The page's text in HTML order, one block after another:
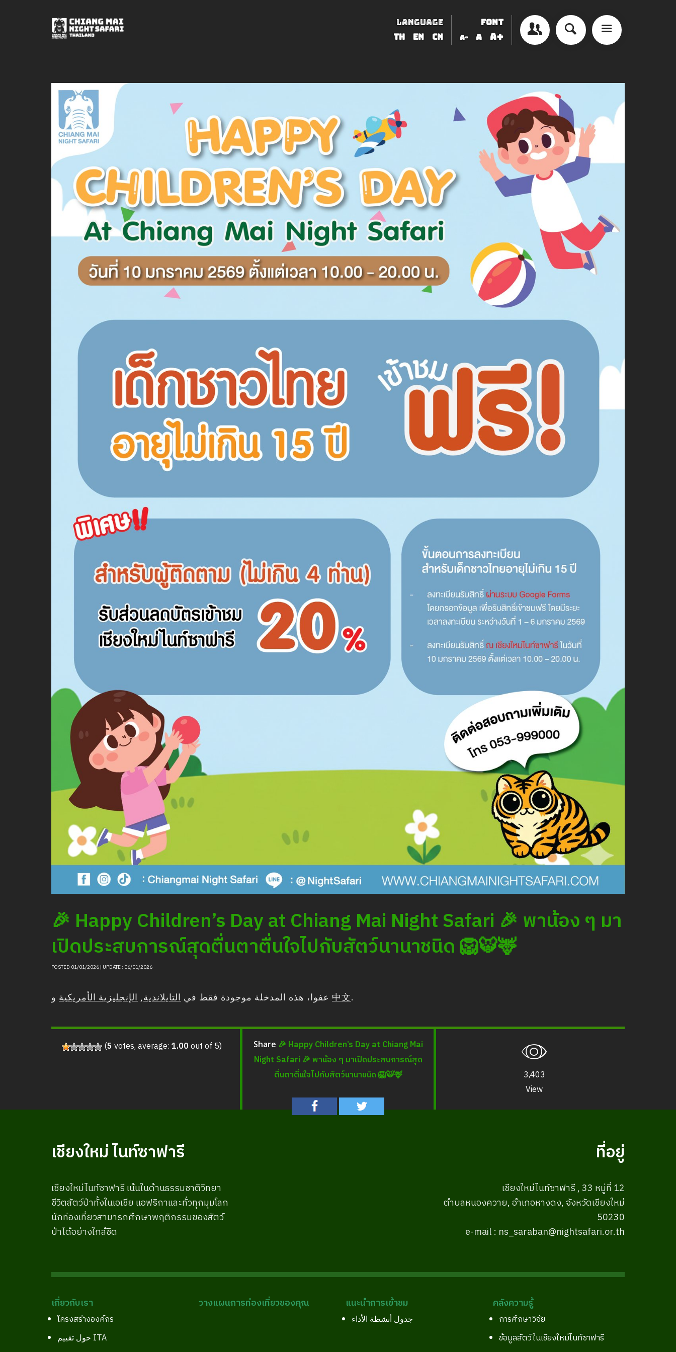
FONT
A- A A+
LANGUAGE
TH
EN CN
أسعار الخدمة
جدول أنشطة الأداء
ข้อมูลสัตว์ในเชียงใหม่ไนท์ซาฟารี
أخبار التوظيف
🎉 Happy Children’s Day at Chiang Mai Night Safari 🎉 พาน้อง ๆ มา
เปิดประสบการณ์สุดตื่นตาตื่นใจไปกับสัตว์นานาชนิด 🦁🐯🦌
POSTED 01/01/2026 | UPDATE : 06/01/2026
عفوا، هذه المدخلة موجودة فقط في التايلاندية,الإنجليزية الأمريكية 中文.
(5 votes, average:1.00out of 5) Share 🎉 Happy Children’s Day at Chiang Mai
Night Safari 🎉 พาน้อง ๆ มาเปิดประสบการณ์สุด
ตื่นตาตื่นใจไปกับสัตว์นานาชนิด 🦁🐯🦌
3,403
View
เชียงใหม่ ไนท์ซาฟารี
เชียงใหม่ไนท์ซาฟารี เน้นในด้านธรรมชาติวิทยา
ชีวิตสัตว์ป่าทั้งในเอเชีย แอฟริกาและทั่วทุกมุมโลก
นักท่องเที่ยวสามารถศึกษาพฤติกรรมของสัตว์
ป่าได้อย่างใกล้ชิด
ที่อยู่
เชียงใหม่ไนท์ซาฟารี , 33 หมู่ที่ 12
ตำบลหนองควาย, อำเภอหางดง, จังหวัดเชียงใหม่
50230
e-mail : ns_saraban@nightsafari.or.th
เกี่ยวกับเรา
โครงสร้างองค์กร
حول تقييم ITA
วางแผนการท่องเที่ยวของคุณ แนะนำการเข้าชม
جدول أنشطة الأداء
คลังความรู้
การศึกษาวิจัย
ข้อมูลสัตว์ในเชียงใหม่ไนท์ซาฟารี